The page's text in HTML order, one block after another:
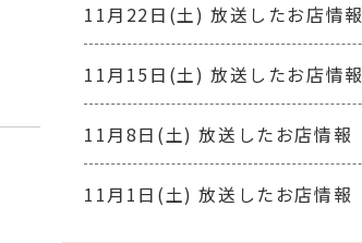
11月22日(土) 放送したお店情報
11月15日(土) 放送したお店情報
11月8日(土) 放送したお店情報
11月1日(土) 放送したお店情報